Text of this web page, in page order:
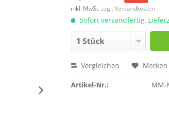
inkl. MwSt.zzgl. Versandkosten
Sofort versandfertig,
Vergleichen Merken
Artikel-Nr.: MM-